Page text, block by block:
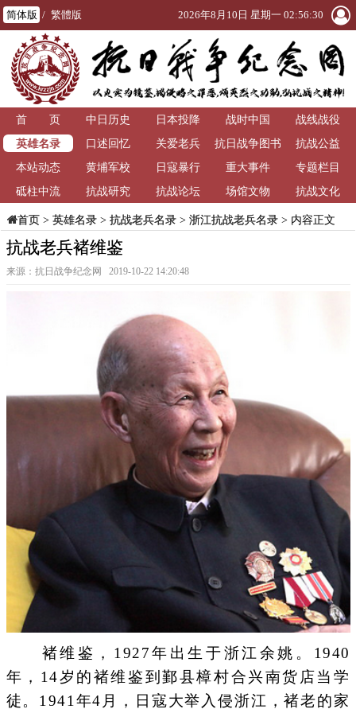
简体版 / 繁體版 2026年8月10日 星期一 02:56:30
首 页 中日历史 日本投降 战时中国
战线战役
英雄名录
口述回忆 关爱老兵
抗日战争图书
馆
抗战公益
本站动态
黄埔军校 日寇暴行 重大事件
专题栏目
砥柱中流
抗战研究 抗战论坛 场馆文物 抗战文化
首页> 英雄名录> 抗战老兵名录> 浙江抗战老兵名录> 内容正文
抗战老兵褚维鉴
来源：抗日战争纪念网 2019-10-22 14:20:48
褚维鉴，1927年出生于浙江余姚。1940
年，14岁的褚维鉴到鄞县樟村合兴南货店当学
徒。1941年4月，日寇大举入侵浙江，褚老的家